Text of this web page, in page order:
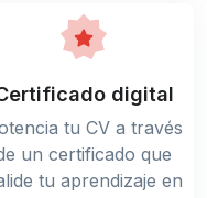
digital
tu CV a través
un certificado que
tu aprendizaje en